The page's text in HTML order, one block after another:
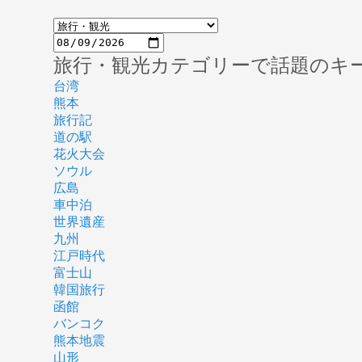
旅行・観光カテゴリーで話題のキ
台湾
熊本
旅行記
道の駅
花火大会
ソウル
広島
車中泊
世界遺産
九州
江戸時代
富士山
韓国旅行
函館
バンコク
熊本地震
山形